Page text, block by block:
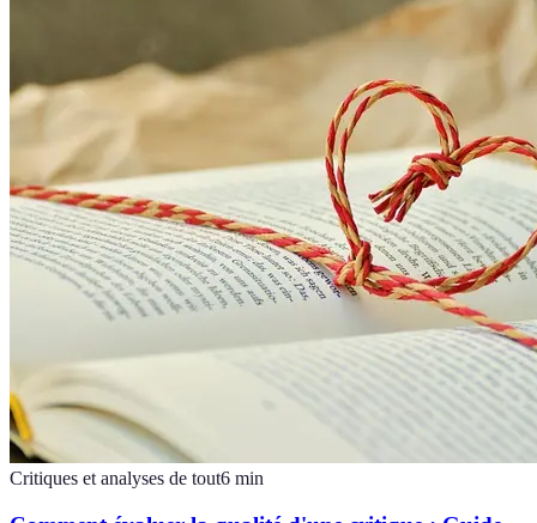
Critiques et analyses de tout6 min